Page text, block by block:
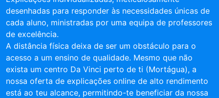
desenhadas para responder às necessidades únicas de
cada aluno, ministradas por uma equipa de professores
de excelência.
A distância física deixa de ser um obstáculo para o
acesso a um ensino de qualidade. Mesmo que não
exista um centro Da Vinci perto de ti (Mortágua), a
nossa oferta de explicações online de alto rendimento
está ao teu alcance, permitindo-te beneficiar da nossa